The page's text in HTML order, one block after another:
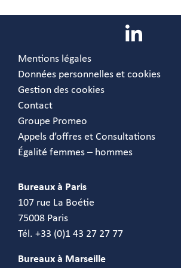
Mentions légales
Données personnelles et cookies
Gestion des cookies
Contact
Groupe Promeo
Appels d’offres et Consultations
Égalité femmes – hommes
Bureaux à Paris
107 rue La Boétie
75008 Paris
Tél. +33 (0)1 43 27 27 77
Bureaux à Marseille